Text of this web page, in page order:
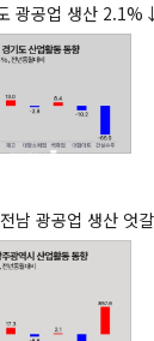
광공업 생산
남 광공업 생산 엇